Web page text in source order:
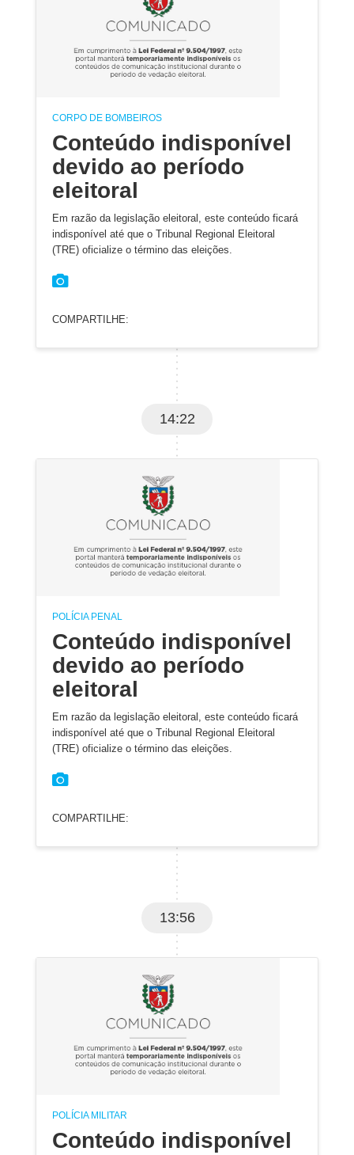
CORPO DE BOMBEIROS
Conteúdo indisponível
devido ao período
eleitoral
Em razão da legislação eleitoral, este conteúdo ficará
indisponível até que o Tribunal Regional Eleitoral
(TRE) oficialize o término das eleições.
COMPARTILHE:
14:22
POLÍCIA PENAL
Conteúdo indisponível
devido ao período
eleitoral
Em razão da legislação eleitoral, este conteúdo ficará
indisponível até que o Tribunal Regional Eleitoral
(TRE) oficialize o término das eleições.
COMPARTILHE:
13:56
POLÍCIA MILITAR
Conteúdo indisponível